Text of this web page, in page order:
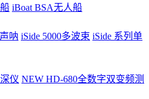
iBoat BSA无人船
呐 iSide 5000多波束 iSide 系列单
仪 NEW HD-680全数字双变频测